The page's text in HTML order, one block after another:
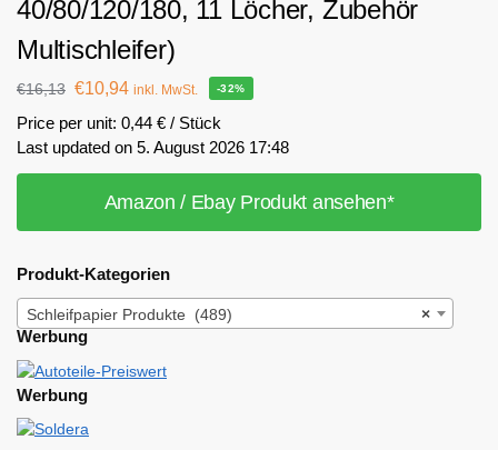
40/80/120/180, 11 Löcher, Zubehör
Multischleifer)
€16,13 €10,94 inkl. MwSt. -32%
Price per unit: 0,44 € / Stück
Last updated on 5. August 2026 17:48
Amazon / Ebay Produkt ansehen*
Produkt-Kategorien
×
Schleifpapier Produkte (489)
Werbung
Werbung